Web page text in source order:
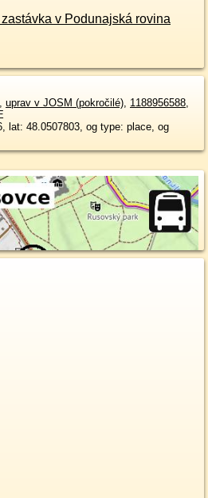
v Podunajská rovina
, uprav v JOSM (pokročilé), 1188956588,
lat: 48.0507803, og type: place, og